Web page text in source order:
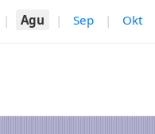
| Agu | Sep | Okt